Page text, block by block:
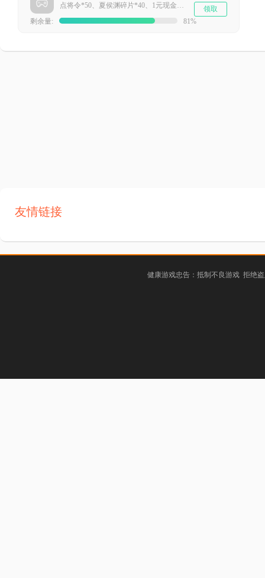
点将令*50、夏侯渊碎片*40、1元现金卡*99
剩余量:
81%
领取
友情链接
健康游戏忠告：抵制不良游戏 拒绝